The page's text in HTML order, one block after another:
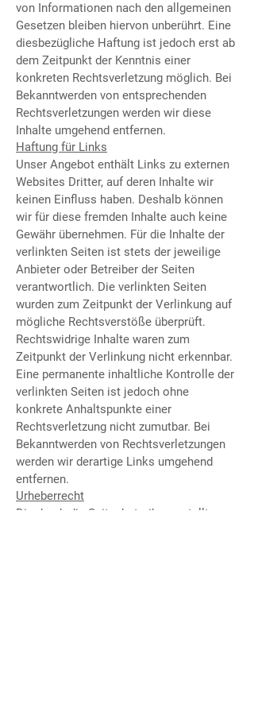
von Informationen nach den allgemeinen
Gesetzen bleiben hiervon unberührt. Eine
diesbezügliche Haftung ist jedoch erst ab
dem Zeitpunkt der Kenntnis einer
konkreten Rechtsverletzung möglich. Bei
Bekanntwerden von entsprechenden
Rechtsverletzungen werden wir diese
Inhalte umgehend entfernen.
Haftung für Links
Unser Angebot enthält Links zu externen
Websites Dritter, auf deren Inhalte wir
keinen Einfluss haben. Deshalb können
wir für diese fremden Inhalte auch keine
Gewähr übernehmen. Für die Inhalte der
verlinkten Seiten ist stets der jeweilige
Anbieter oder Betreiber der Seiten
verantwortlich. Die verlinkten Seiten
wurden zum Zeitpunkt der Verlinkung auf
mögliche Rechtsverstöße überprüft.
Rechtswidrige Inhalte waren zum
Zeitpunkt der Verlinkung nicht erkennbar.
Eine permanente inhaltliche Kontrolle der
verlinkten Seiten ist jedoch ohne
konkrete Anhaltspunkte einer
Rechtsverletzung nicht zumutbar. Bei
Bekanntwerden von Rechtsverletzungen
werden wir derartige Links umgehend
entfernen.
Urheberrecht
Die durch die Seitenbetreiber erstellten